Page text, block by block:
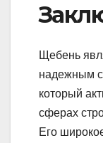
Щебень
надежным
который
сферах
Его